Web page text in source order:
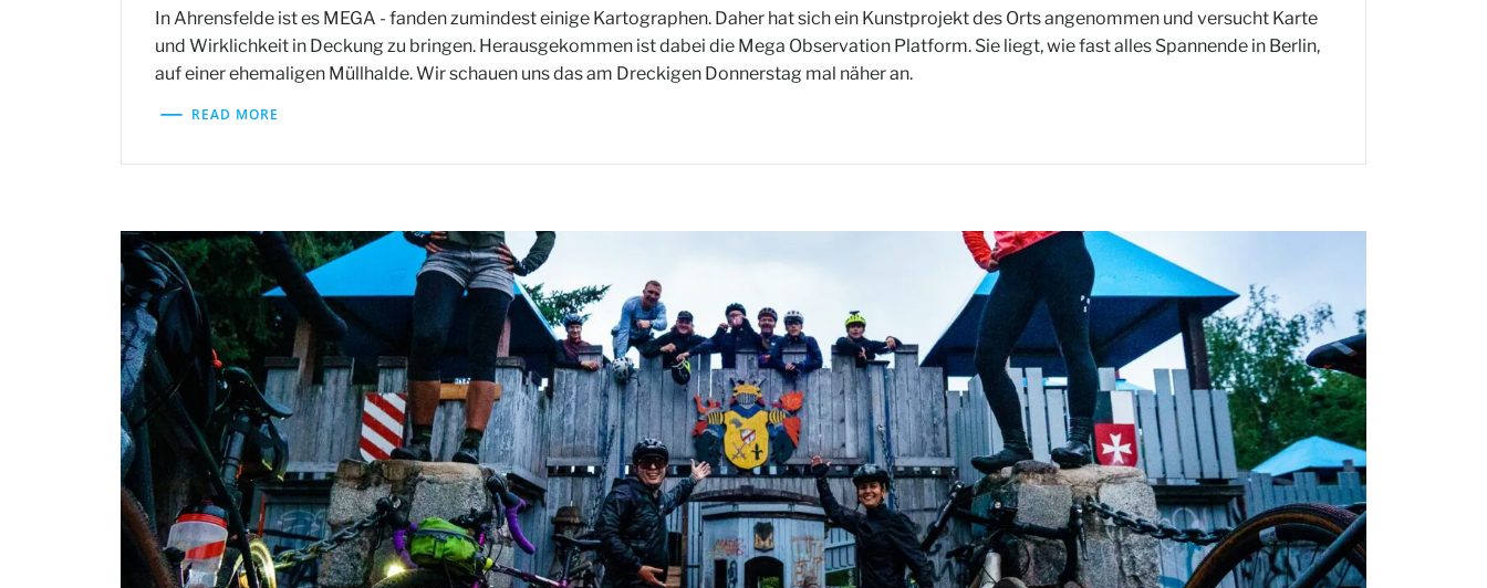
In Ahrensfelde ist es MEGA - fanden zumindest einige Kartographen. Daher hat sich ein Kunstprojekt des Orts angenommen und versucht Karte
und Wirklichkeit in Deckung zu bringen. Herausgekommen ist dabei die Mega Observation Platform. Sie liegt, wie fast alles Spannende in Berlin,
auf einer ehemaligen Müllhalde. Wir schauen uns das am Dreckigen Donnerstag mal näher an.
READ MORE